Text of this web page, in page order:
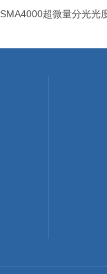
SMA4000超微量分光光度计/